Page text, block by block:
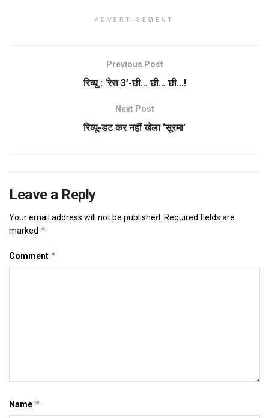
ADVERTISEMENT
Previous Post
रिव्यू : ‘रेस 3’-छी… छी… छी…!
Next Post
रिव्यू-डट कर नहीं खेला ‘सूरमा’
Leave a Reply
Your email address will not be published. Required fields are
marked *
Comment *
Name *